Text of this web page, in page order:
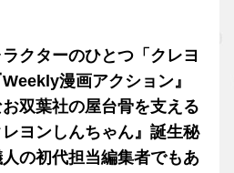
クターのひとつ「クレヨ
漫画アクション』
双葉社の屋台骨を支える
ヨンしんちゃん』誕生秘
の初代担当編集者でもあ